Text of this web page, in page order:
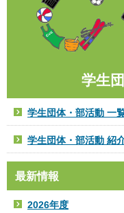
学生
学生団体・部活動 一
学生団体・部活動 紹
最新情報
2026年度